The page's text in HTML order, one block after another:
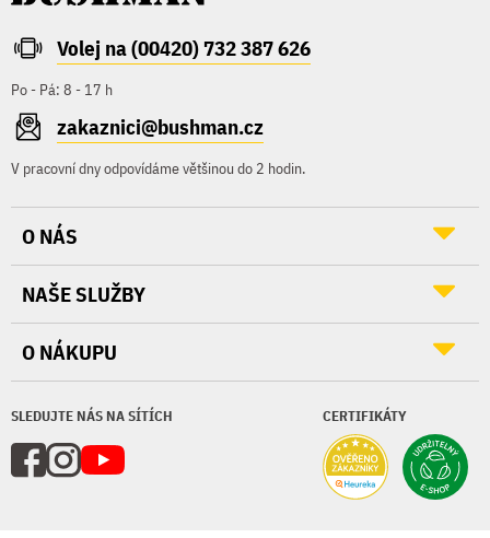
Volej na (00420) 732 387 626
Po - Pá: 8 - 17 h
zakaznici@bushman.cz
V pracovní dny odpovídáme většinou do 2 hodin.
SLEDUJTE NÁS NA SÍTÍCH CERTIFIKÁTY
O NÁS
NAŠE SLUŽBY
O NÁKUPU